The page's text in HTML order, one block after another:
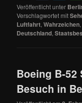
Veröffentlicht unter
Verschlagwortet mit
Luftfahrt,Wahrzeichen,
Deutschland,
Boeing B-
Besuch in